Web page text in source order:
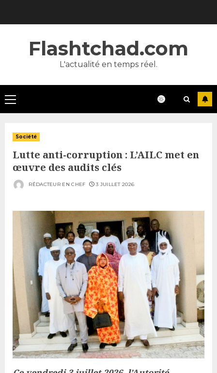
Flashtchad.com
L'actualité en temps réel.
Primary
Menu
Société
Lutte anti-corruption : L’AILC met en
œuvre des audits clés
RÉDACTEUR EN CHEF 3 JUILLET 2026